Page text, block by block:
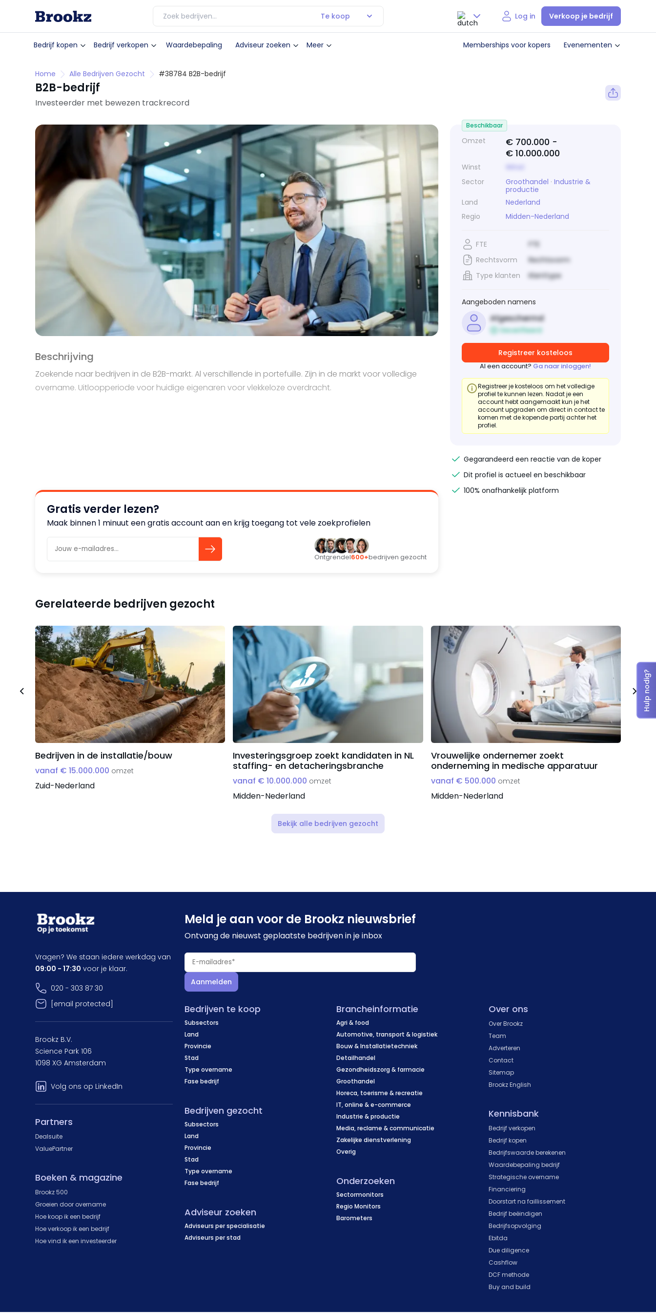
Te koop
Nederlands
Log in Verkoop je bedrijf
Bedrijf kopen Bedrijf verkopen Waardebepaling Adviseur zoeken Meer Memberships voor kopers Evenementen
Home Alle Bedrijven Gezocht #38784 B2B-bedrijf
B2B-bedrijf
Investeerder met bewezen trackrecord
Beschrijving
Zoekende naar bedrijven in de B2B-markt. Al verschillende in portefuille. Zijn in de markt voor volledige
overname. Uitloopperiode voor huidige eigenaren voor vlekkeloze overdracht.
Gratis verder lezen?
Maak binnen 1 minuut een gratis account aan en krijg toegang tot vele zoekprofielen
Ontgrendel600+bedrijven gezocht
Omzet
€ 700.000 -
€ 10.000.000
Winst
Sector
Groothandel · Industrie &
productie
Land
Nederland
Regio
Midden-Nederland
Beschikbaar
FTE
FTE
Rechtsvorm
Rechtsvorm
Type klanten
Klanttype
Aangeboden namens
Afgeschermd
Geverifieerd
Registreer kosteloos
Al een account? Ga naar inloggen!
Registreer je kosteloos om het volledige
profiel te kunnen lezen. Nadat je een
account hebt aangemaakt kun je het
account upgraden om direct in contact te
komen met de kopende partij achter het
profiel.
Gegarandeerd een reactie van de koper
Dit profiel is actueel en beschikbaar
100% onafhankelijk platform
Gerelateerde bedrijven gezocht
Bedrijven in de installatie/bouw
vanaf € 15.000.000 omzet
Zuid-Nederland
Investeringsgroep zoekt kandidaten in NL
staffing- en detacheringsbranche
vanaf € 10.000.000 omzet
Midden-Nederland
Vrouwelijke ondernemer zoekt
onderneming in medische apparatuur
vanaf € 500.000 omzet
Midden-Nederland
Bekijk alle bedrijven gezocht
Meld je aan voor de Brookz nieuwsbrief
Ontvang de nieuwst geplaatste bedrijven in je inbox
Aanmelden
Bedrijven te koop
Subsectors
Land
Provincie
Stad
Type overname
Fase bedrijf
Bedrijven gezocht
Subsectors
Land
Provincie
Stad
Type overname
Fase bedrijf
Adviseur zoeken
Adviseurs per specialisatie
Adviseurs per stad
Brancheinformatie
Agri & food
Automotive, transport & logistiek
Bouw & Installatietechniek
Detailhandel
Gezondheidszorg & farmacie
Groothandel
Horeca, toerisme & recreatie
IT, online & e-commerce
Industrie & productie
Media, reclame & communicatie
Zakelijke dienstverlening
Overig
Onderzoeken
Sectormonitors
Regio Monitors
Barometers
Over ons
Over Brookz
Team
Adverteren
Contact
Sitemap
Brookz English
Kennisbank
Bedrijf verkopen
Bedrijf kopen
Bedrijfswaarde berekenen
Waardebepaling bedrijf
Strategische overname
Financiering
Doorstart na faillissement
Bedrijf beëindigen
Bedrijfsopvolging
Ebitda
Due diligence
Cashflow
DCF methode
Buy and build
Vragen? We staan iedere werkdag van
09:00 - 17:30 voor je klaar.
020 - 303 87 30
[email protected]
Brookz B.V.
Science Park 106
1098 XG Amsterdam
Volg ons op LinkedIn
Partners
Dealsuite
ValuePartner
Boeken & magazine
Brookz 500
Groeien door overname
Hoe koop ik een bedrijf
Hoe verkoop ik een bedrijf
Hoe vind ik een investeerder
Hulp nodig?